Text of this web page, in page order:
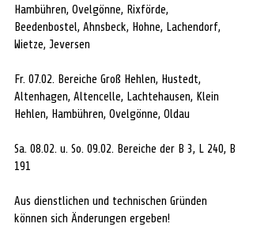
Hambühren, Ovelgönne, Rixförde,
Beedenbostel, Ahnsbeck, Hohne, Lachendorf,
Wietze, Jeversen
Fr. 07.02. Bereiche Groß Hehlen, Hustedt,
Altenhagen, Altencelle, Lachtehausen, Klein
Hehlen, Hambühren, Ovelgönne, Oldau
Sa. 08.02. u. So. 09.02. Bereiche der B 3, L 240, B
191
Aus dienstlichen und technischen Gründen
können sich Änderungen ergeben!